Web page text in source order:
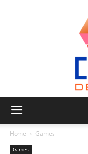
Home Games
Games